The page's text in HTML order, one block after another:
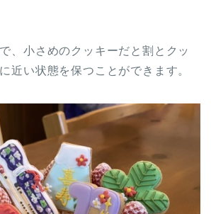
、小さめのクッキーだと割とクッ
近い状態を保つことができます。